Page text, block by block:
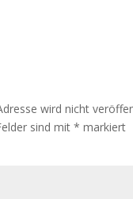
wird nicht
sind mit * markiert